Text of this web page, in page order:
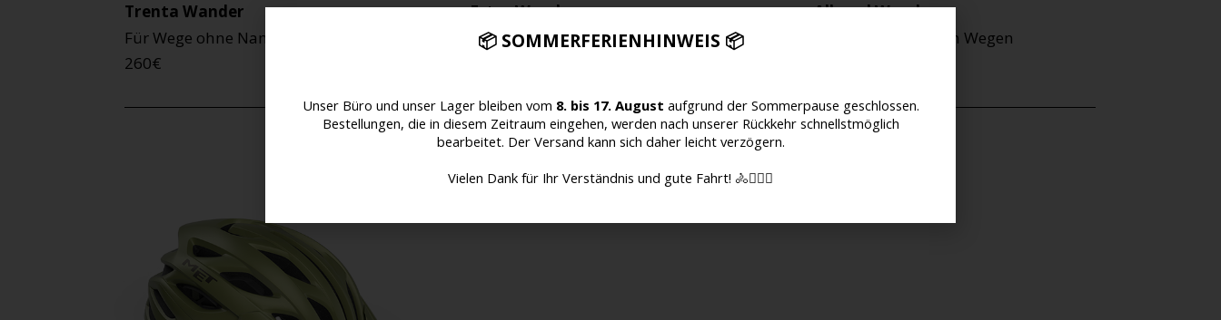
Trenta Wander
Für Wege ohne Namen.
260€
Estro Wander
Für Entdecker entwickelt
Allroad Wander
Unterwegs auf allen Wegen
📦 SOMMERFERIENHINWEIS 📦
Unser Büro und unser Lager bleiben vom 8. bis 17. August aufgrund der Sommerpause geschlossen.
Bestellungen, die in diesem Zeitraum eingehen, werden nach unserer Rückkehr schnellstmöglich
bearbeitet. Der Versand kann sich daher leicht verzögern.
Vielen Dank für Ihr Verständnis und gute Fahrt! 🚴🚴🏻‍♀️